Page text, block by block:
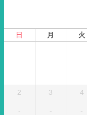
日 月 火
2
-
3
-
4
-